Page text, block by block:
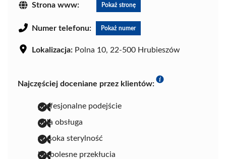
Strona www: Pokaż stronę
Numer telefonu: Pokaż numer
Lokalizacja: Polna 10, 22-500 Hrubieszów
Najczęściej doceniane przez klientów:
profesjonalne podejście
miła obsługa
wysoka sterylność
bezbolesne przekłucia